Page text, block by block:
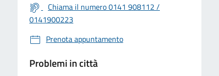
Chiama il numero 0141 908112 /
0141900223
Prenota appuntamento
Problemi in città